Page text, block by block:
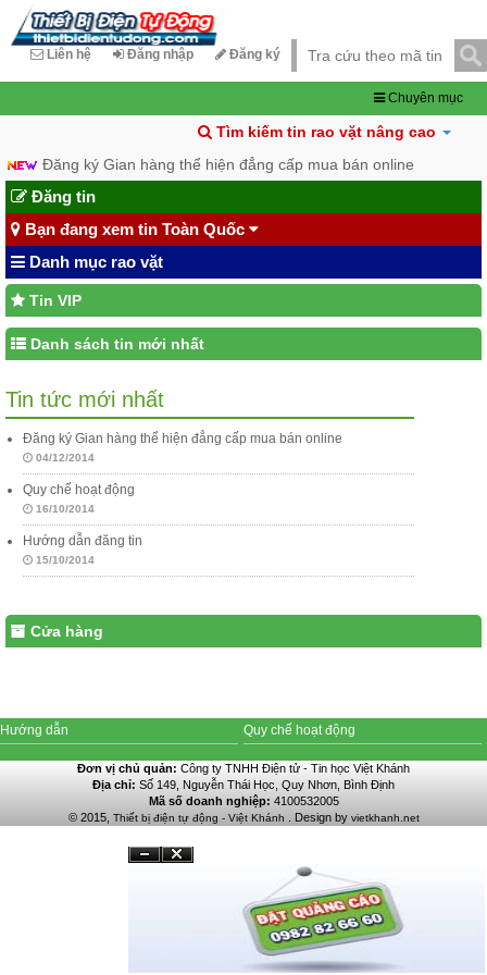
Liên hệ Đăng nhập Đăng ký
Chuyên mục
Tìm kiếm tin rao vặt nâng cao
Đăng ký Gian hàng thể hiện đẳng cấp mua bán online
Đăng tin
Bạn đang xem tin Toàn Quốc
Danh mục rao vặt
Tin VIP
Danh sách tin mới nhất
Tin tức mới nhất
Đăng ký Gian hàng thể hiện đẳng cấp mua bán online
04/12/2014
Quy chế hoạt động
16/10/2014
Hướng dẫn đăng tin
15/10/2014
Cửa hàng
Hướng dẫn Quy chế hoạt động
Đơn vị chủ quản: Công ty TNHH Điện tử - Tin học Việt Khánh
Địa chỉ: Số 149, Nguyễn Thái Học, Quy Nhơn, Bình Định
Mã số doanh nghiệp: 4100532005
© 2015, Thiết bị điện tự động - Việt Khánh . Design by vietkhanh.net